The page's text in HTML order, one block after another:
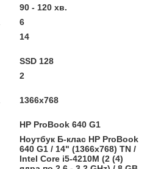
90 - 120 хв.
6
14
SSD 128
2
1366x768
HP ProBook 640 G1
Ноутбук Б-клас HP ProBook
640 G1 / 14" (1366x768) TN /
Intel Core i5-4210M (2 (4)